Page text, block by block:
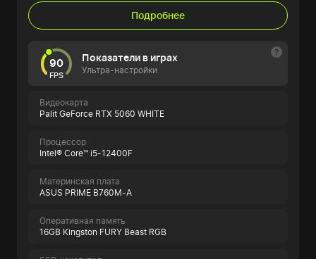
Подробнее
90
FPS
Показатели в играх
Ультра-настройки
Видеокарта
Palit GeForce RTX 5060 WHITE
Процессор
Intel® Core™ i5-12400F
Материнская плата
ASUS PRIME B760M-A
Оперативная память
16GB Kingston FURY Beast RGB